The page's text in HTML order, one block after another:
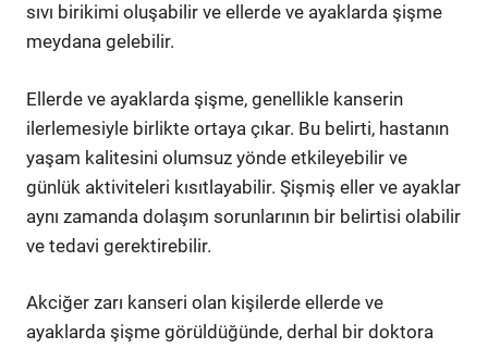
sıvı birikimi oluşabilir ve ellerde ve ayaklarda şişme
meydana gelebilir.
Ellerde ve ayaklarda şişme, genellikle kanserin
ilerlemesiyle birlikte ortaya çıkar. Bu belirti, hastanın
yaşam kalitesini olumsuz yönde etkileyebilir ve
günlük aktiviteleri kısıtlayabilir. Şişmiş eller ve ayaklar
aynı zamanda dolaşım sorunlarının bir belirtisi olabilir
ve tedavi gerektirebilir.
Akciğer zarı kanseri olan kişilerde ellerde ve
ayaklarda şişme görüldüğünde, derhal bir doktora